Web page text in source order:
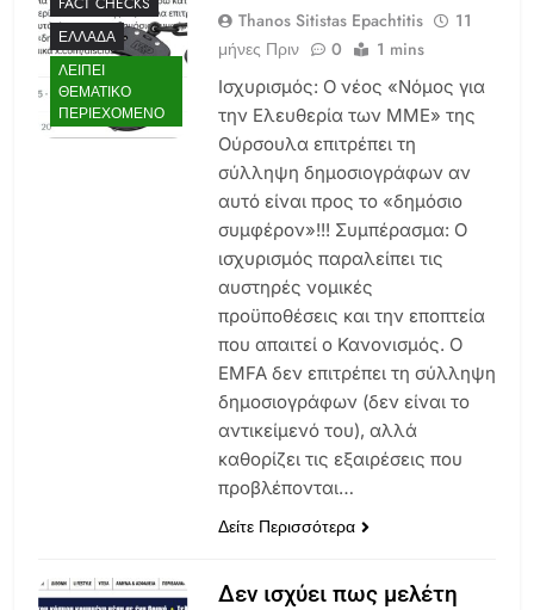
ΕΛΛΆΔΑ
ΛΕΊΠΕΙ
ΘΕΜΑΤΙΚΌ
ΠΕΡΙΕΧΌΜΕΝΟ
Thanos Sitistas Epachtitis
11
μήνες Πριν
0 1 mins
Ισχυρισμός: Ο νέος «Νόμος για
την Ελευθερία των ΜΜΕ» της
Ούρσουλα επιτρέπει τη
σύλληψη δημοσιογράφων αν
αυτό είναι προς το «δημόσιο
συμφέρον»!!! Συμπέρασμα: Ο
ισχυρισμός παραλείπει τις
αυστηρές νομικές
προϋποθέσεις και την εποπτεία
που απαιτεί ο Κανονισμός. Ο
EMFA δεν επιτρέπει τη σύλληψη
δημοσιογράφων (δεν είναι το
αντικείμενό του), αλλά
καθορίζει τις εξαιρέσεις που
προβλέπονται…
Δείτε Περισσότερα
Δεν ισχύει πως μελέτη